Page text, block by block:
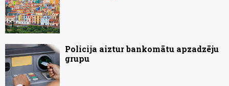
Policija aiztur bankomātu apzadzēju
grupu